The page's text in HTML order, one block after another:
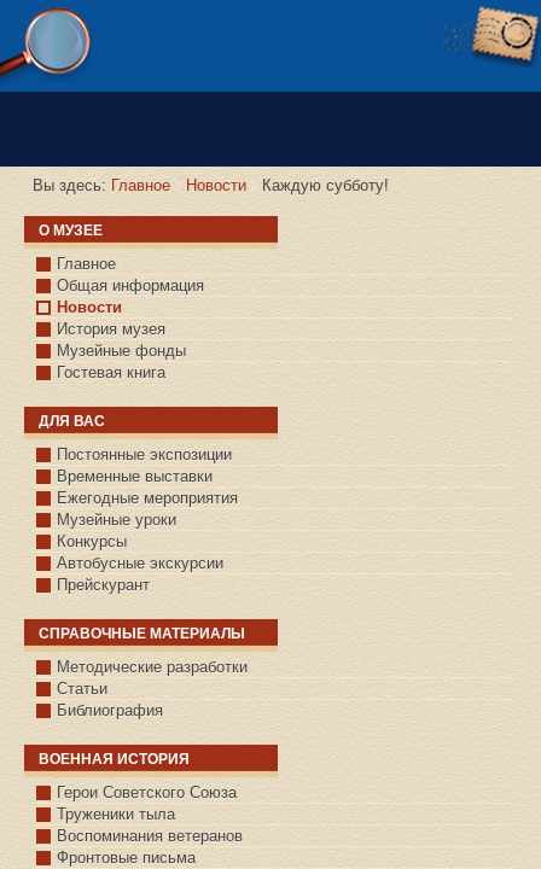
Версия сайта для слабовидящих
Вы здесь: Главное Новости Каждую субботу!
О МУЗЕЕ
Главное
Общая информация
Новости
История музея
Музейные фонды
Гостевая книга
ДЛЯ ВАС
Постоянные экспозиции
Временные выставки
Ежегодные мероприятия
Музейные уроки
Конкурсы
Автобусные экскурсии
Прейскурант
СПРАВОЧНЫЕ МАТЕРИАЛЫ
Методические разработки
Статьи
Библиография
ВОЕННАЯ ИСТОРИЯ
С.КАЗАНСКОЕ
Герои Советского Союза
Труженики тыла
Воспоминания ветеранов
Фронтовые письма